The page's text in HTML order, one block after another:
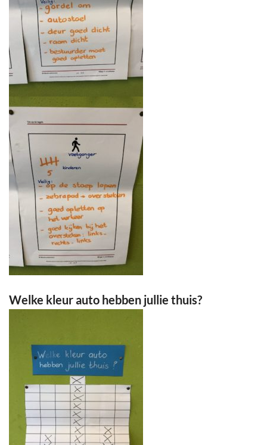
Welke kleur auto hebben jullie thuis?